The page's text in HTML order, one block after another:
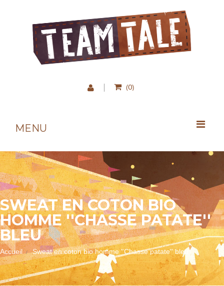
(0)
MENU
SWEAT EN COTON BIO
HOMME ''CHASSE PATATE''
BLEU
Accueil Sweat en coton bio homme ''Chasse patate'' bleu